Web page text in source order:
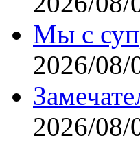
Мы с
2026/08/
2026/08/